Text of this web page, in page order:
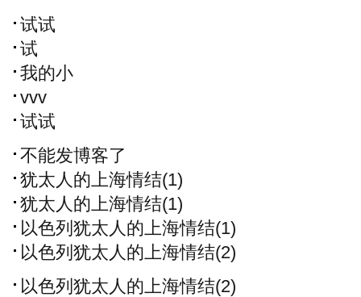
试试
试
我的小
vvv
试试
不能发博客了
犹太人的上海情结(1)
犹太人的上海情结(1)
以色列犹太人的上海情结(1)
以色列犹太人的上海情结(2)
以色列犹太人的上海情结(2)